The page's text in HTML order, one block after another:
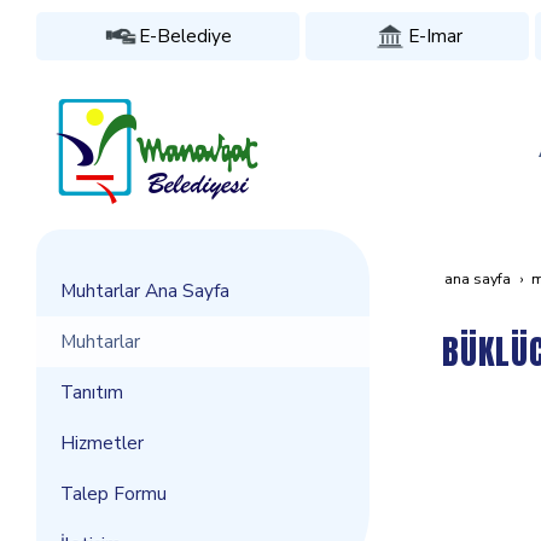
E-Belediye E-Imar
ana sayfa
Muhtarlar Ana Sayfa
Muhtarlar
Tanıtım
Hizmetler
Talep Formu